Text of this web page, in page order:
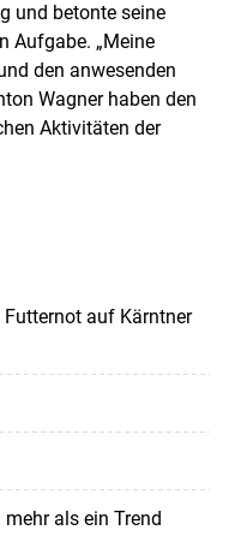
und betonte seine
Aufgabe. „Meine
den anwesenden
Wagner haben den
Aktivitäten der
auf Kärntner
als ein Trend